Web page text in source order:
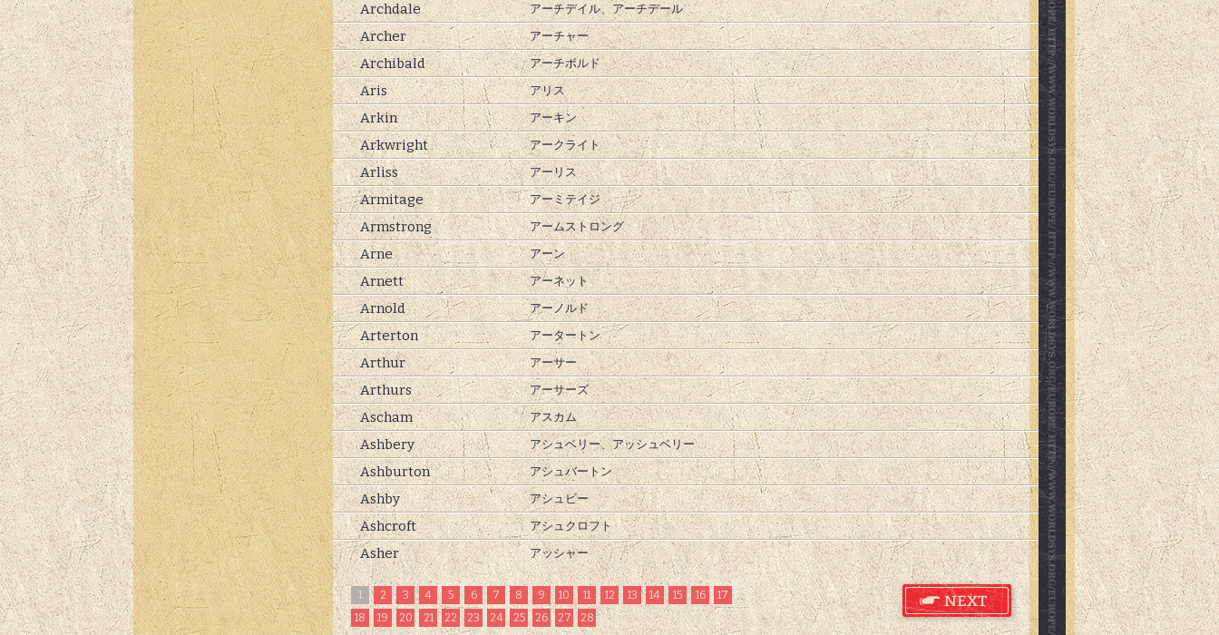
Archdale アーチデイル、アーチデール
Archer アーチャー
Archibald アーチボルド
Aris アリス
Arkin アーキン
Arkwright アークライト
Arliss アーリス
Armitage アーミテイジ
Armstrong アームストロング
Arne アーン
Arnett アーネット
Arnold アーノルド
Arterton アータートン
Arthur アーサー
Arthurs アーサーズ
Ascham アスカム
Ashbery アシュベリー、アッシュベリー
Ashburton アシュバートン
Ashby アシュビー
Ashcroft アシュクロフト
Asher アッシャー
1 2 3 4 5 6 7 8 9 10 11 12 13 14 15 16
17
18
19 20 21 22 23 24 25 26 27 28